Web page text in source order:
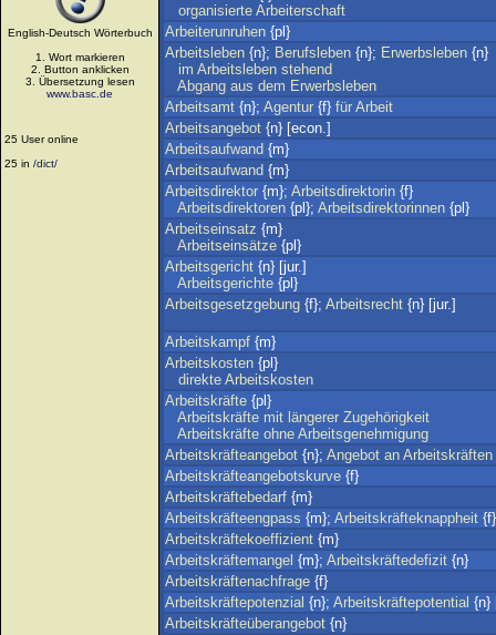
English-Deutsch Wörterbuch
1. Wort markieren
2. Button anklicken
3. Übersetzung lesen
www.basc.de
25 User online
25 in /dict/
organisierte Arbeiterschaft
Arbeiterunruhen {pl}
Arbeitsleben {n}; Berufsleben {n}; Erwerbsleben {n}
im Arbeitsleben stehend
Abgang aus dem Erwerbsleben
Arbeitsamt {n}; Agentur {f} für Arbeit
Arbeitsangebot {n} [econ.]
Arbeitsaufwand {m}
Arbeitsaufwand {m}
Arbeitsdirektor {m}; Arbeitsdirektorin {f}
Arbeitsdirektoren {pl}; Arbeitsdirektorinnen {pl}
Arbeitseinsatz {m}
Arbeitseinsätze {pl}
Arbeitsgericht {n} [jur.]
Arbeitsgerichte {pl}
Arbeitsgesetzgebung {f}; Arbeitsrecht {n} [jur.]
Arbeitskampf {m}
Arbeitskosten {pl}
direkte Arbeitskosten
Arbeitskräfte {pl}
Arbeitskräfte mit längerer Zugehörigkeit
Arbeitskräfte ohne Arbeitsgenehmigung
Arbeitskräfteangebot {n}; Angebot an Arbeitskräften
Arbeitskräfteangebotskurve {f}
Arbeitskräftebedarf {m}
Arbeitskräfteengpass {m}; Arbeitskräfteknappheit {f}
Arbeitskräftekoeffizient {m}
Arbeitskräftemangel {m}; Arbeitskräftedefizit {n}
Arbeitskräftenachfrage {f}
Arbeitskräftepotenzial {n}; Arbeitskräftepotential {n}
Arbeitskräfteüberangebot {n}